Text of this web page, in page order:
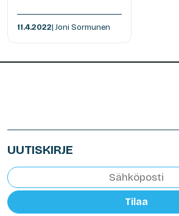
11.4.2022| Joni Sormunen
UUTISKIRJE
Tilaa